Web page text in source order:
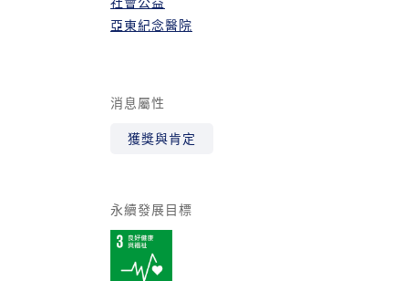
獲獎與肯定亞東紀念醫院
消息屬性
獲獎與肯定
永續發展目標